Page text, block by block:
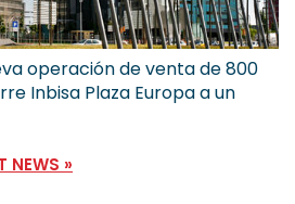
operación de venta de 800
Inbisa Plaza Europa a un
NEWS »